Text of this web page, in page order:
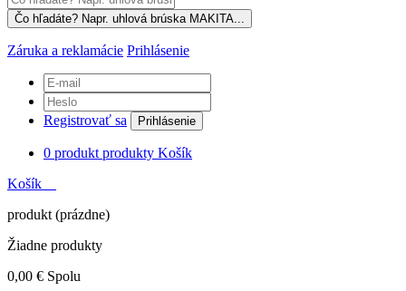
Záruka a reklamácie Prihlásenie
Registrovať sa Prihlásenie
0 produkt produkty Košík
Košík
produkt (prázdne)
Žiadne produkty
0,00 € Spolu